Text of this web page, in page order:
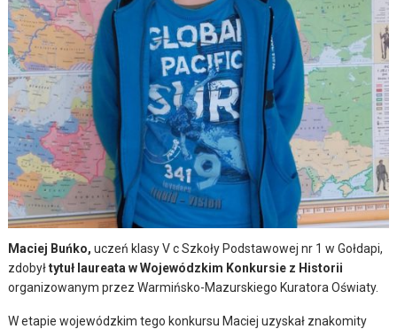
Maciej Buńko, uczeń klasy V c Szkoły Podstawowej nr 1 w Gołdapi,
zdobyłtytuł laureata w Wojewódzkim Konkursie z Historii
organizowanym przez Warmińsko-Mazurskiego Kuratora Oświaty.
W etapie wojewódzkim tego konkursu Maciej uzyskał znakomity